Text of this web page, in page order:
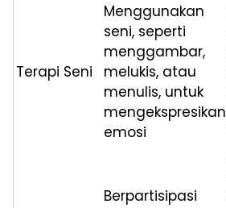
Terapi Seni
Menggunakan
seni, seperti
menggambar,
melukis, atau
menulis, untuk
mengekspresikan
emosi
Berpartisipasi